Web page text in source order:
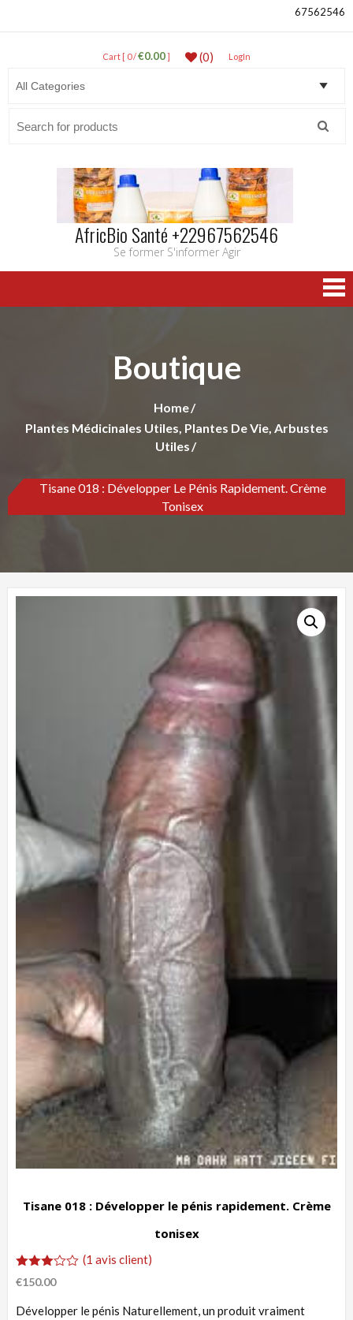
67562546
Cart [ 0 /€0.00] (0) LogIn
AfricBio Santé +22967562546
Se former S'informer Agir
Boutique
Home
Plantes Médicinales Utiles, Plantes De Vie, Arbustes
Utiles
Tisane 018 : Développer Le Pénis Rapidement. Crème
Tonisex
Tisane 018 : Développer le pénis rapidement. Crème
tonisex
Noté
3.00
basé
1
(1 avis client)
€150.00
Développer le pénis Naturellement, un produit vraiment